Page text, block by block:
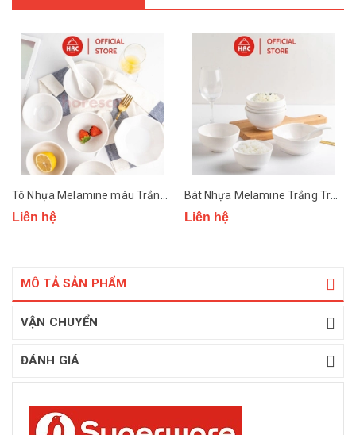
Liên hệ Liên hệ
MÔ TẢ SẢN PHẨM
VẬN CHUYỂN
ĐÁNH GIÁ